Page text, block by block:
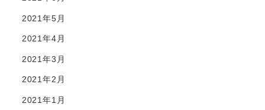
2021年5月
2021年4月
2021年3月
2021年2月
2021年1月